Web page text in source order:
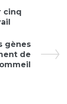
cinq
gènes
de